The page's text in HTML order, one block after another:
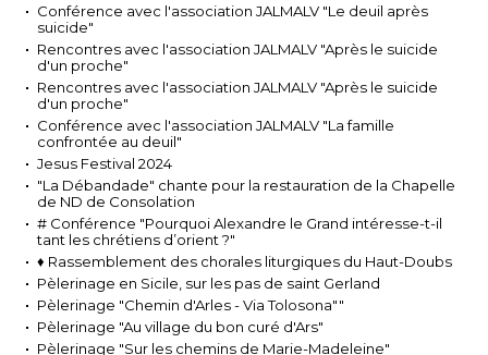
Conférence avec l'association JALMALV "Le deuil après
suicide"
Rencontres avec l'association JALMALV "Après le suicide
d'un proche"
Rencontres avec l'association JALMALV "Après le suicide
d'un proche"
Conférence avec l'association JALMALV "La famille
confrontée au deuil"
Jesus Festival 2024
"La Débandade" chante pour la restauration de la Chapelle
de ND de Consolation
# Conférence "Pourquoi Alexandre le Grand intéresse-t-il
tant les chrétiens d’orient ?"
♦ Rassemblement des chorales liturgiques du Haut-Doubs
Pèlerinage en Sicile, sur les pas de saint Gerland
Pèlerinage "Chemin d'Arles - Via Tolosona""
Pèlerinage "Au village du bon curé d'Ars"
Pèlerinage "Sur les chemins de Marie-Madeleine"